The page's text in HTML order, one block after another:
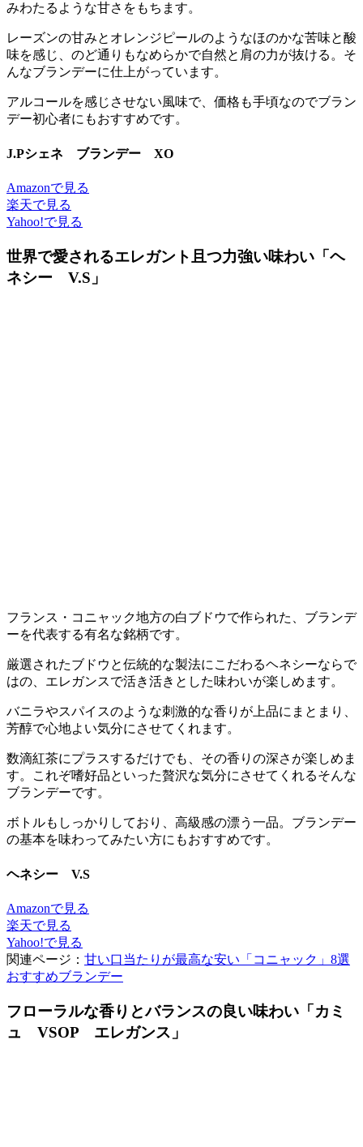
みわたるような甘さをもちます。
レーズンの甘みとオレンジピールのようなほのかな苦味と酸
味を感じ、のど通りもなめらかで自然と肩の力が抜ける。そ
んなブランデーに仕上がっています。
アルコールを感じさせない風味で、価格も手頃なのでブラン
デー初心者にもおすすめです。
J.Pシェネ ブランデー XO
Amazonで見る
楽天で見る
Yahoo!で見る
世界で愛されるエレガント且つ力強い味わい「ヘ
ネシー V.S」
フランス・コニャック地方の白ブドウで作られた、ブランデ
ーを代表する有名な銘柄です。
厳選されたブドウと伝統的な製法にこだわるヘネシーならで
はの、エレガンスで活き活きとした味わいが楽しめます。
バニラやスパイスのような刺激的な香りが上品にまとまり、
芳醇で心地よい気分にさせてくれます。
数滴紅茶にプラスするだけでも、その香りの深さが楽しめま
す。これぞ嗜好品といった贅沢な気分にさせてくれるそんな
ブランデーです。
ボトルもしっかりしており、高級感の漂う一品。ブランデー
の基本を味わってみたい方にもおすすめです。
ヘネシー V.S
Amazonで見る
楽天で見る
Yahoo!で見る
関連ページ： 甘い口当たりが最高な安い「コニャック」8選
おすすめブランデー
フローラルな香りとバランスの良い味わい「カミ
ュ VSOP エレガンス」